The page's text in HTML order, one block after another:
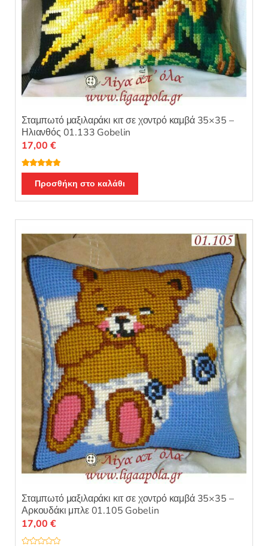
Σταμπωτό μαξιλαράκι κιτ σε χοντρό καμβά 35×35 –
Ηλιανθός 01.133 Gobelin
Βαθμολογή
θηκε με5.00
από 5
17,00 €
Προσθήκη στο καλάθι
Σταμπωτό μαξιλαράκι κιτ σε χοντρό καμβά 35×35 –
Αρκουδάκι μπλε 01.105 Gobelin
17,00 €